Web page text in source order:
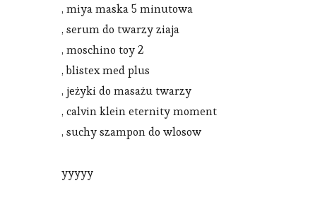
, miya maska 5 minutowa
, serum do twarzy ziaja
, moschino toy 2
, blistex med plus
, jeżyki do masażu twarzy
, calvin klein eternity moment
, suchy szampon do wlosow
yyyyy